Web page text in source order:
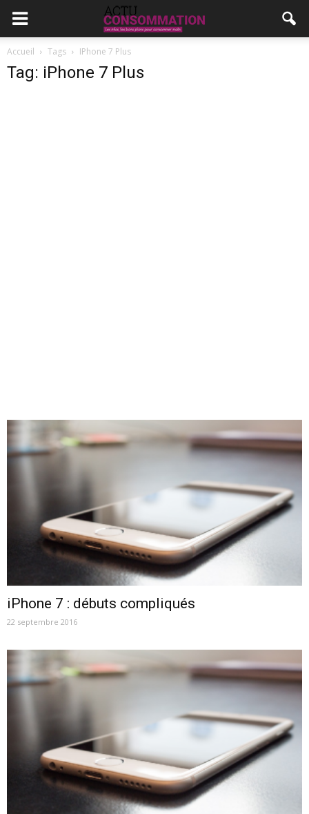
Accueil Tags IPhone 7 Plus
Tag: iPhone 7 Plus
iPhone 7 : débuts compliqués
22 septembre 2016